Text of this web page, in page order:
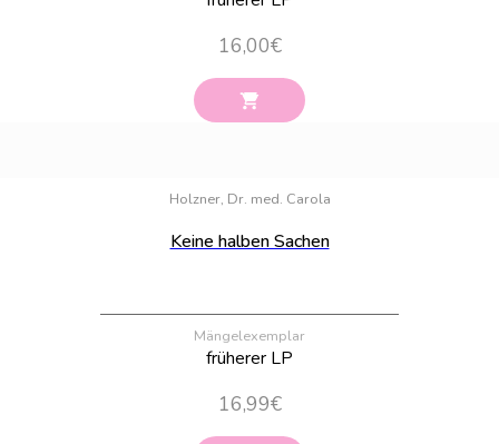
16,00€
Holzner, Dr. med. Carola
Keine halben Sachen
Mängelexemplar
früherer LP
16,99€